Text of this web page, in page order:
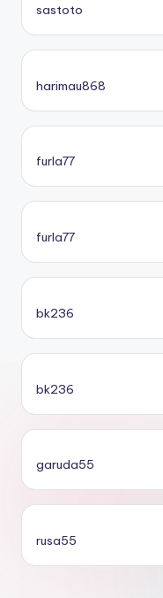
sastoto
harimau868
furla77
furla77
bk236
bk236
garuda55
rusa55